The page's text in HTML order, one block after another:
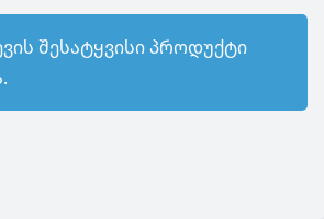
შესატყვისი პროდუქტი